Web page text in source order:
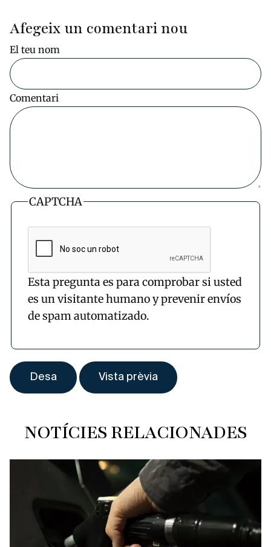
Afegeix un comentari nou
El teu nom
Comentari
CAPTCHA
Esta pregunta es para comprobar si usted
es un visitante humano y prevenir envíos
de spam automatizado.
NOTÍCIES RELACIONADES